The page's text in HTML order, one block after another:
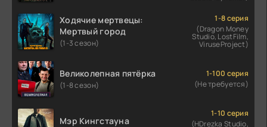
Ходячие мертвецы:
Мертвый город
(1-3 сезон)
1-8 серия
(Dragon Money
Studio, LostFilm,
ViruseProject)
Великолепная пятёрка
(1-8 сезон)
1-100 серия
(Не требуется)
Мэр Кингстауна
1-10 серия
(HDrezka Studio,